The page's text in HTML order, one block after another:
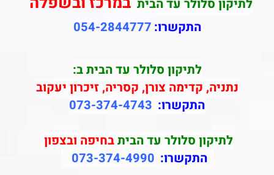
לתיקון סלולר עד הבית
התקשרו: 054-2844777
לתיקון סלולר עד הבית ב:
נתניה, קדימה צורן, קסריה, זיכרון יעקוב
התקשרו: 073-374-4743
לתיקון סלולר עד הביתבחיפה ובצפון
התקשרו: 073-374-4990